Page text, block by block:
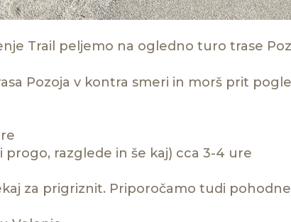
Trail peljemo na ogledno turo trase
Pozoja v kontra smeri in morš prit
progo, razglede in še kaj) cca 3-4 ure
za prigriznit. Priporočamo tudi